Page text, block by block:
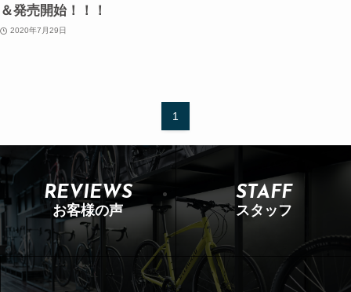
＆発売開始！！！
2020年7月29日
1
REVIEWS
お客様の声
STAFF
スタッフ